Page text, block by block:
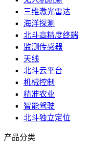
三维激光雷达
海洋探测
北斗高精度终端
监测传感器
天线
北斗云平台
机械控制
精准农业
智能驾驶
北斗独立定位
产品分类